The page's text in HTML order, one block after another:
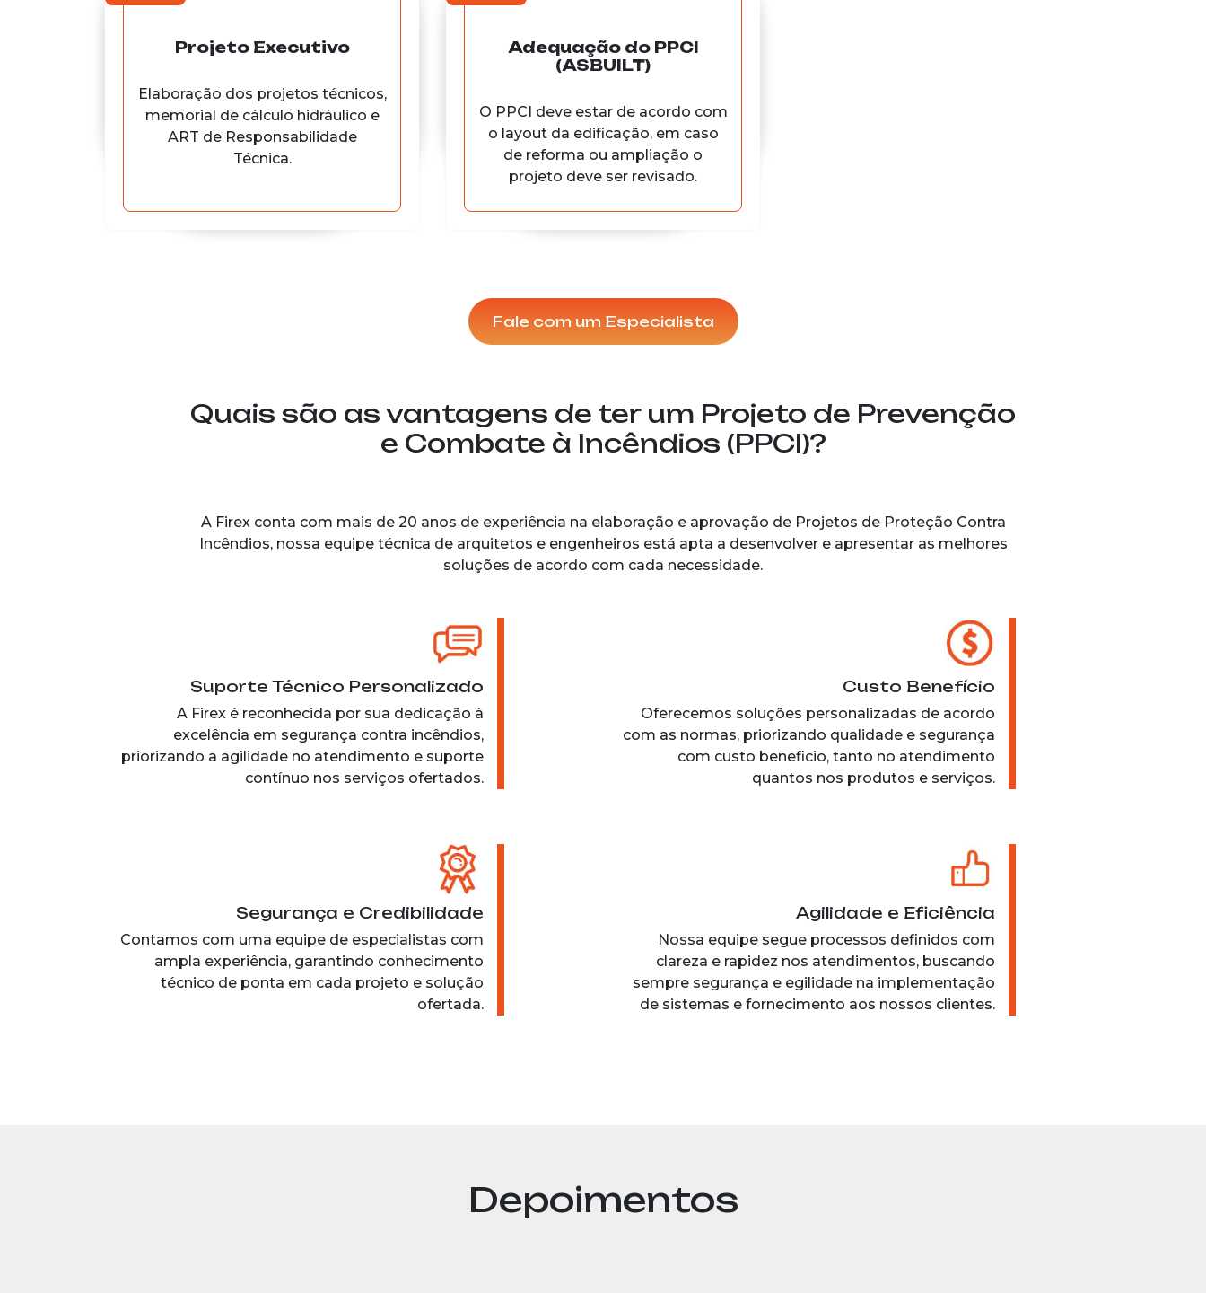
Projeto Executivo
Elaboração dos projetos técnicos,
memorial de cálculo hidráulico e
ART de Responsabilidade
Técnica.
Adequação do PPCI
(ASBUILT)
O PPCI deve estar de acordo com
o layout da edificação, em caso
de reforma ou ampliação o
projeto deve ser revisado.
Fale com um Especialista
Quais são as vantagens de ter um Projeto de Prevenção
e Combate à Incêndios (PPCI)?
A Firex conta com mais de 20 anos de experiência na elaboração e aprovação de Projetos de Proteção Contra
Incêndios, nossa equipe técnica de arquitetos e engenheiros está apta a desenvolver e apresentar as melhores
soluções de acordo com cada necessidade.
Suporte Técnico Personalizado
A Firex é reconhecida por sua dedicação à
excelência em segurança contra incêndios,
priorizando a agilidade no atendimento e suporte
contínuo nos serviços ofertados.
Custo Benefício
Oferecemos soluções personalizadas de acordo
com as normas, priorizando qualidade e segurança
com custo beneficio, tanto no atendimento
quantos nos produtos e serviços.
Segurança e Credibilidade
Contamos com uma equipe de especialistas com
ampla experiência, garantindo conhecimento
técnico de ponta em cada projeto e solução
ofertada.
Agilidade e Eficiência
Nossa equipe segue processos definidos com
clareza e rapidez nos atendimentos, buscando
sempre segurança e egilidade na implementação
de sistemas e fornecimento aos nossos clientes.
Depoimentos